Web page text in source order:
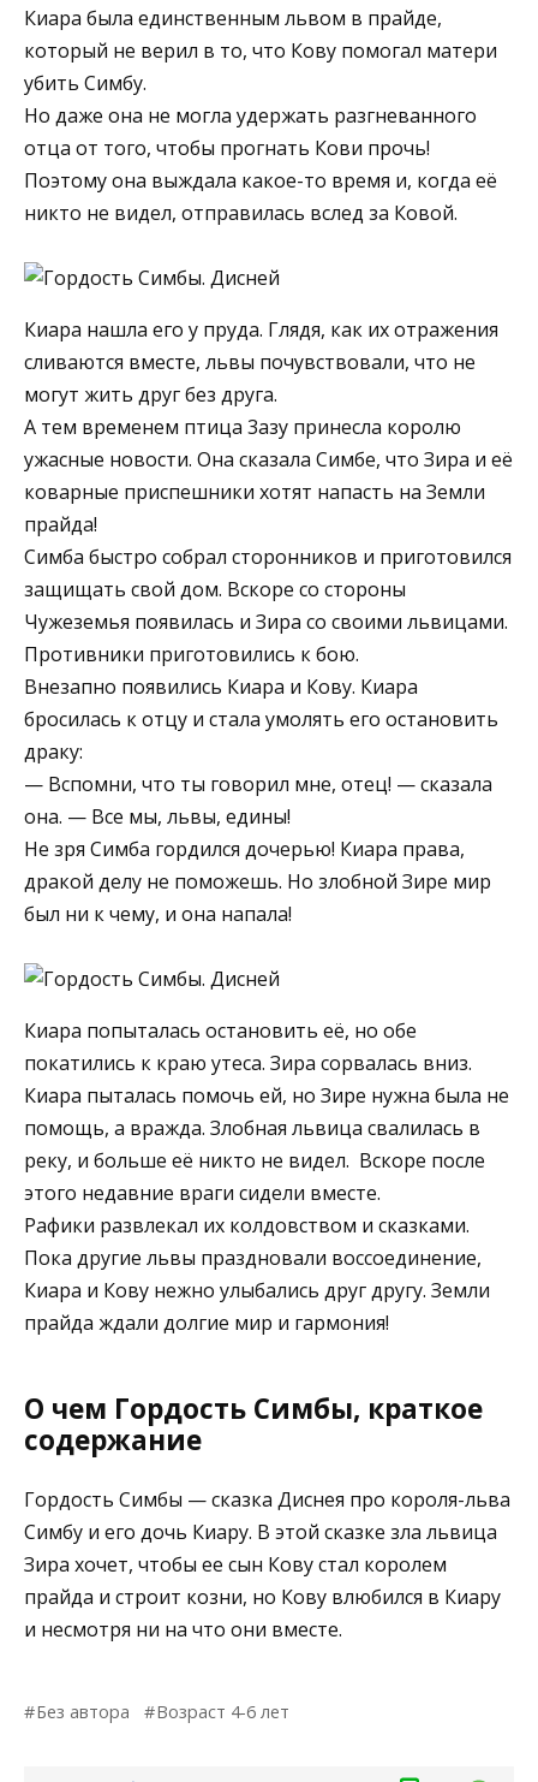
Киара была единственным львом в прайде,
который не верил в то, что Кову помогал матери
убить Симбу.
Но даже она не могла удержать разгневанного
отца от того, чтобы прогнать Кови прочь!
Поэтому она выждала какое-то время и, когда её
никто не видел, отправилась вслед за Ковой.
Киара нашла его у пруда. Глядя, как их отражения
сливаются вместе, львы почувствовали, что не
могут жить друг без друга.
А тем временем птица 3азу принесла королю
ужасные новости. Она сказала Симбе, что Зира и её
коварные приспешники хотят напасть на Земли
прайда!
Симба быстро собрал сторонников и приготовился
защищать свой дом. Вскоре со стороны
Чужеземья появилась и Зира со своими львицами.
Противники приготовились к бою.
Внезапно появились Киара и Кову. Киара
бросилась к отцу и стала умолять его остановить
драку:
— Вспомни, что ты говорил мне, отец! — сказала
она. — Все мы, львы, едины!
Не зря Симба гордился дочерью! Киара права,
дракой делу не поможешь. Но злобной Зире мир
был ни к чему, и она напала!
Киара попыталась остановить её, но обе
покатились к краю утеса. Зира сорвалась вниз.
Киара пыталась помочь ей, но Зире нужна была не
помощь, а вражда. Злобная львица свалилась в
реку, и больше её никто не видел. Вскоре после
этого недавние враги сидели вместе.
Рафики развлекал их колдовством и сказками.
Пока другие львы праздновали воссоединение,
Киара и Кову нежно улыбались друг другу. Земли
прайда ждали долгие мир и гармония!
О чем Гордость Симбы, краткое
содержание
Гордость Симбы — сказка Диснея про короля-льва
Симбу и его дочь Киару. В этой сказке зла львица
Зира хочет, чтобы ее сын Кову стал королем
прайда и строит козни, но Кову влюбился в Киару
и несмотря ни на что они вместе.
Без автора Возраст 4-6 лет